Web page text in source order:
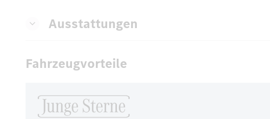
Ausstattungen
Fahrzeugvorteile